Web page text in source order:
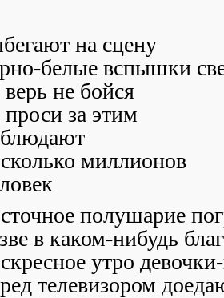
на сцену
белые вспышки
верь не бойся
проси за этим
миллионов
полушарие
в каком-нибудь
утро
телевизором